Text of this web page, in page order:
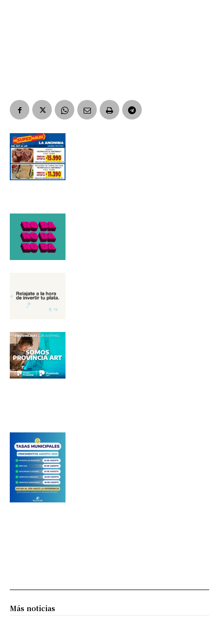
Más noticias